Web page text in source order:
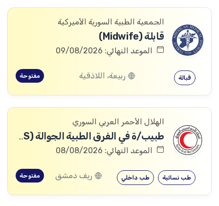
الجمعية الطبية السورية الأميركية
قابلة (Midwife)
الموعد النهائي: 09/08/2026
قبالة ربيعة، اللاذقية مفتوحة
الهلال الأحمر العربي السوري
طبيب/ة في الفرق الطبية الجوالة (691HRS)
الموعد النهائي: 08/08/2026
طب داخلي طب نسائية ريف دمشق مفتوحة